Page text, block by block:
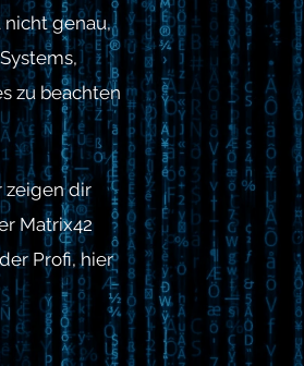
genau,
zu beachten
zeigen dir
Matrix42
Profi, hier